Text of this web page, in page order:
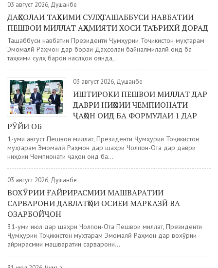
03 август 2026, Душанбе
ДАҲСОЛАИ ТАҲКИМИ СУЛҲ. ТАШАББУСИ НАВБАТИИ
ПЕШВОИ МИЛЛАТ АҲАМИЯТИ ХОСИ ТАЪРИХӢ ДОРАД
Ташаббуси навбатии Президенти Ҷумҳурии Тоҷикистон муҳтарам
Эмомалӣ Раҳмон дар бораи Даҳсолаи байналмилалӣ оид ба
таҳкими сулҳ барои наслҳои оянда,...
03 август 2026, Душанбе
ИШТИРОКИ ПЕШВОИ МИЛЛАТ ДАР
ДАВРИ НИҲОИИ ЧЕМПИОНАТИ
ҶАҲОН ОИД БА ФОРМУЛАИ 1 ДАР
РӮЙИ ОБ
1-уми август Пешвои миллат, Президенти Ҷумҳурии Тоҷикистон
муҳтарам Эмомалӣ Раҳмон дар шаҳри Чолпон-Ота дар даври
ниҳоии Чемпионати ҷаҳон оид ба...
03 август 2026, Душанбе
ВОХӮРИИ ҒАЙРИРАСМИИ МАШВАРАТИИ
САРВАРОНИ ДАВЛАТҲОИ ОСИЁИ МАРКАЗӢ ВА
ОЗАРБОЙҶОН
31-уми июл дар шаҳри Чолпон-Ота Пешвои миллат, Президенти
Ҷумҳурии Тоҷикистон муҳтарам Эмомалӣ Раҳмон дар вохӯрии
ғайрирасмии машваратии сарварони...